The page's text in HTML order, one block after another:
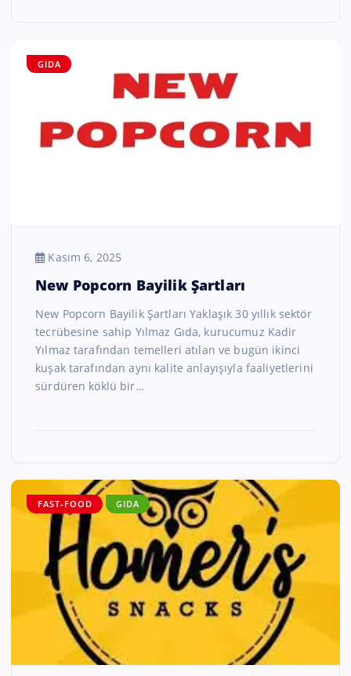
GIDA
Kasım 6, 2025
New Popcorn Bayilik Şartları
New Popcorn Bayilik Şartları Yaklaşık 30 yıllık sektör
tecrübesine sahip Yılmaz Gıda, kurucumuz Kadir
Yılmaz tarafından temelleri atılan ve bugün ikinci
kuşak tarafından aynı kalite anlayışıyla faaliyetlerini
sürdüren köklü bir…
FAST-FOOD GIDA